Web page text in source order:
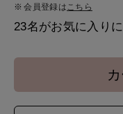
会員登録は こちら
23名がお気に入り